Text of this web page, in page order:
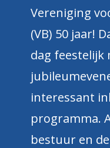
Vereniging
(VB) 50 jaar!
dag feestelijk
interessant
programma.
bestuur en